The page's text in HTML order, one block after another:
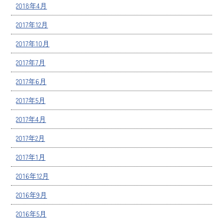
2018年4月
2017年12月
2017年10月
2017年7月
2017年6月
2017年5月
2017年4月
2017年2月
2017年1月
2016年12月
2016年9月
2016年5月